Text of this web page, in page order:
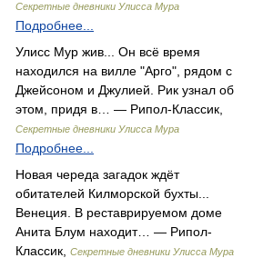
Секретные дневники Улисса Мура
Подробнее...
Улисс Мур жив... Он всё время
находился на вилле "Арго", рядом с
Джейсоном и Джулией. Рик узнал об
этом, придя в… — Рипол-Классик,
Секретные дневники Улисса Мура
Подробнее...
Новая череда загадок ждёт
обитателей Килморской бухты...
Венеция. В реставрируемом доме
Анита Блум находит… — Рипол-
Классик,
Секретные дневники Улисса Мура